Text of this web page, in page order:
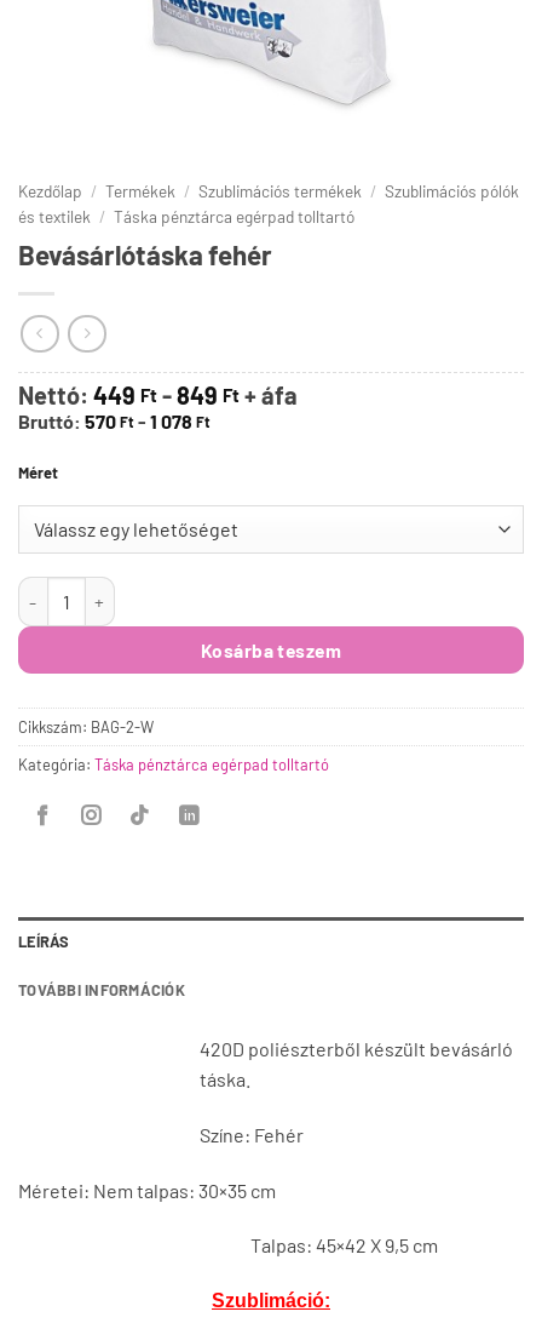
Kezdőlap / Termékek / Szublimációs termékek / Szublimációs pólók
és textilek / Táska pénztárca egérpad tolltartó
Bevásárlótáska fehér
Nettó: 449 Ft -849 Ft + áfa
Bruttó: 570 Ft - 1 078 Ft
Méret
Bevásárlótáska fehér mennyiség
Kosárba teszem
Cikkszám: BAG-2-W
Kategória: Táska pénztárca egérpad tolltartó
LEÍRÁS
TOVÁBBI INFORMÁCIÓK
420D poliészterből készült bevásárló
táska.
Színe: Fehér
Méretei: Nem talpas: 30×35 cm
Talpas: 45×42 X 9,5 cm
Szublimáció: